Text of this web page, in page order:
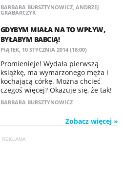
BARBARA BURSZTYNOWICZ, ANDRZEJ
GRABARCZYK
GDYBYM MIAŁA NA TO WPŁYW,
BYŁABYM BABCIĄ!
PIĄTEK, 10 STYCZNIA 2014 (18:00)
Promienieje! Wydała pierwszą
książkę, ma wymarzonego męża i
kochającą córkę. Można chcieć
czegoś więcej? Okazuje się, że tak!
BARBARA BURSZTYNOWICZ
Zobacz więcej »
REKLAMA